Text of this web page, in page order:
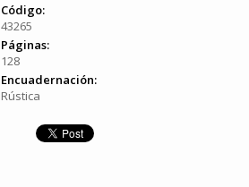
Código:
43265
Páginas:
128
Encuadernación:
Rústica